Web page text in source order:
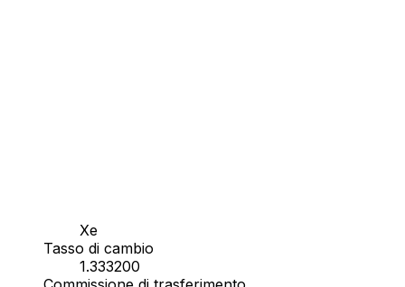
Xe
Tasso di cambio
1.333200